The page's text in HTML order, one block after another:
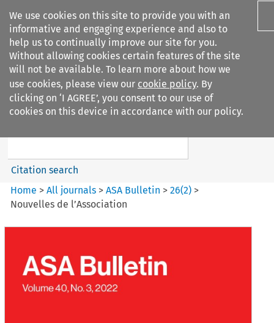
We use cookies on this site to provide you with an
informative and engaging experience and also to
help us to continually improve our site for you.
Without allowing cookies certain features of the site
will not be available. To learn more about how we
use cookies, please view our cookie policy. By
clicking on ‘I AGREE’, you consent to our use of
cookies on this device in accordance with our policy.
Search filters
ASA Bulletin
Search content
Citation search
Home >All journals >ASA Bulletin >26(2) >
Nouvelles de l’Association